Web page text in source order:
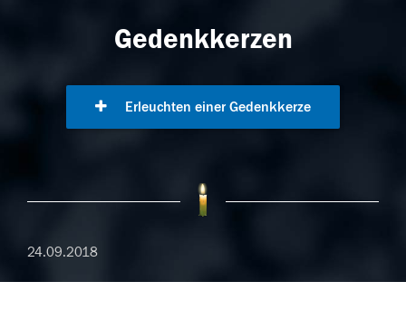
Gedenkkerzen
Erleuchten einer Gedenkkerze
24.09.2018